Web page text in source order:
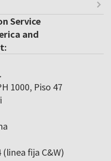
Service
and
1000, Piso 47
fija C&W)